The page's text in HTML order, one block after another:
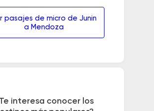
pasajes de micro de Junin
a Mendoza
interesa conocer los